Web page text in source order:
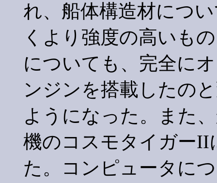
れ、船体構造材につ
くより強度の高いも
についても、完全に
ンジンを搭載したの
ようになった。また
機のコスモタイガーII
た。コンピュータに